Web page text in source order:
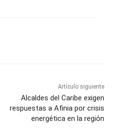
Artículo siguiente
Alcaldes del Caribe exigen
respuestas a Afinia por crisis
energética en la región